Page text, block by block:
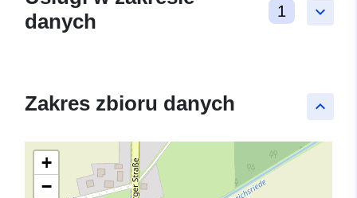
keyboard_arrow_down
danych
1
keyboard_arrow_up
Zakres zbioru danych
+
−